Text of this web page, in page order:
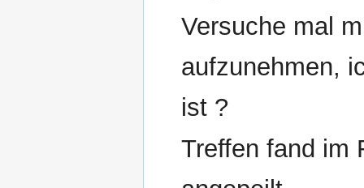
Versuche mal
aufzunehmen,
ist ?
Treffen fand im